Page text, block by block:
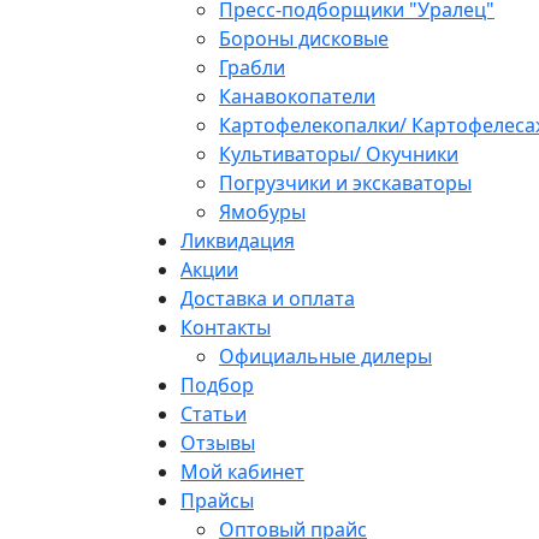
Пресс-подборщики "Уралец"
Бороны дисковые
Грабли
Канавокопатели
Картофелекопалки/
Культиваторы/ Окучники
Погрузчики и экскаваторы
Ямобуры
Ликвидация
Акции
Доставка и оплата
Контакты
Официальные дилеры
Подбор
Статьи
Отзывы
Мой кабинет
Прайсы
Оптовый прайс